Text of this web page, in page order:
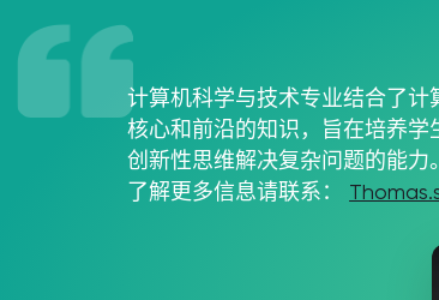
计算机科学与技术专业结合了
核心和前沿的知识，旨在培养
创新性思维解决复杂问题的能力。
了解更多信息请联系：